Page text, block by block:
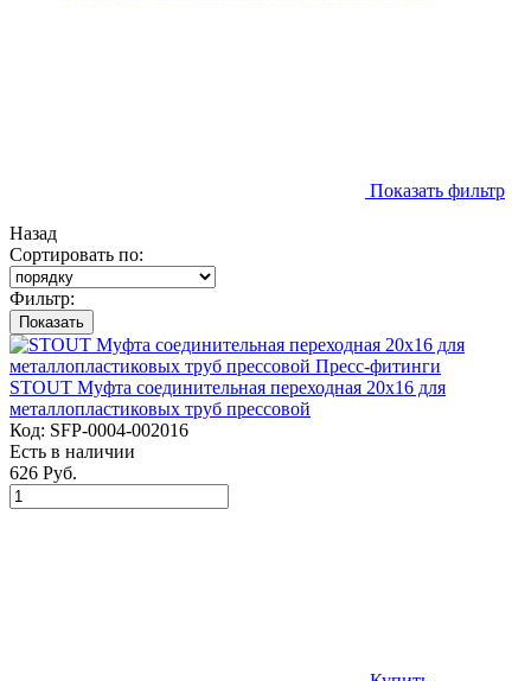
Показать фильтр
Назад
Сортировать по:
Фильтр:
Показать
STOUT Муфта соединительная переходная 20х16 для
металлопластиковых труб прессовой
Код: SFP-0004-002016
Есть в наличии
626 Руб.